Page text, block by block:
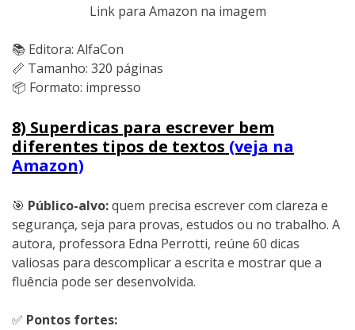
Link para Amazon na imagem
📚 Editora: AlfaCon
📏 Tamanho: 320 páginas
📦 Formato: impresso
8) Superdicas para escrever bem
diferentes tipos de textos (veja na
Amazon)
🎯 Público-alvo:quem precisa escrever com clareza e
segurança, seja para provas, estudos ou no trabalho. A
autora, professora Edna Perrotti, reúne 60 dicas
valiosas para descomplicar a escrita e mostrar que a
fluência pode ser desenvolvida.
✅ Pontos fortes: